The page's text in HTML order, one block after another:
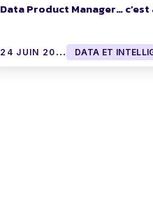
Data Product Manager… c’est
2
4 JUIN 2019 DATA ET